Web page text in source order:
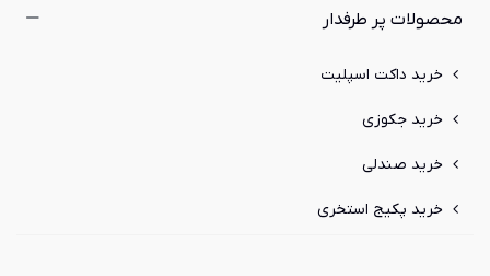
محصولات پر طرفدار
خرید داکت اسپلیت
خرید جکوزی
خرید صندلی
خرید پکیج استخری